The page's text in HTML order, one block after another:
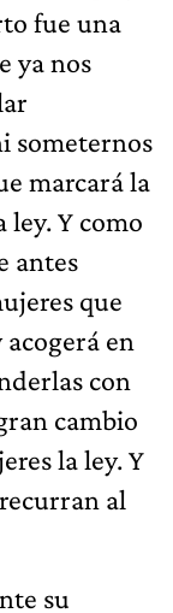
fue una
ya nos
someternos
marcará la
ley. Y como
antes
que
en
con
cambio
la ley. Y
al
su